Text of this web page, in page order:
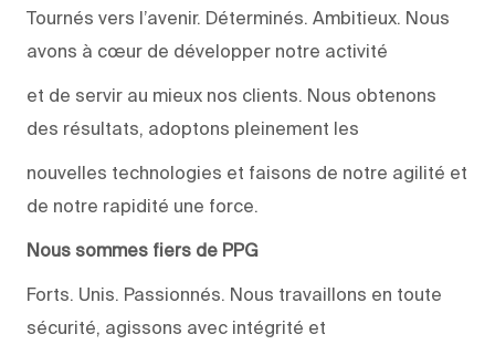
Tournés vers l’avenir. Déterminés. Ambitieux. Nous
avons à cœur de développer notre activité
et de servir au mieux nos clients. Nous obtenons
des résultats, adoptons pleinement les
nouvelles technologies et faisons de notre agilité et
de notre rapidité une force.
Nous sommes fiers de PPG
Forts. Unis. Passionnés. Nous travaillons en toute
sécurité, agissons avec intégrité et